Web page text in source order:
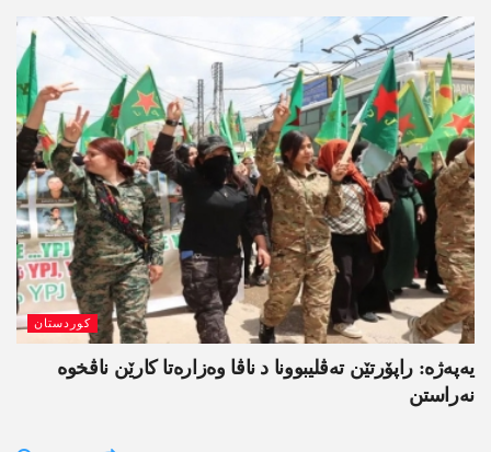
کوردستان
یەپەژە: راپۆرتێن تەڤلیبوونا د ناڤا وەزارەتا کارێن ناڤخوە
نەراستن